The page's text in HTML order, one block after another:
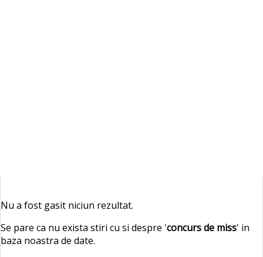
Nu a fost gasit niciun rezultat.
Se pare ca nu exista stiri cu si despre 'concurs de miss' in
baza noastra de date.